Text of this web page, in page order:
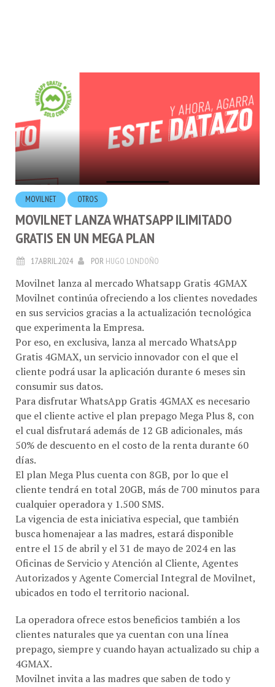
MOVILNET OTROS
MOVILNET LANZA WHATSAPP ILIMITADO
GRATIS EN UN MEGA PLAN
17.ABRIL.2024 POR HUGO LONDOÑO
Movilnet lanza al mercado Whatsapp Gratis 4GMAX
Movilnet continúa ofreciendo a los clientes novedades
en sus servicios gracias a la actualización tecnológica
que experimenta la Empresa.
Por eso, en exclusiva, lanza al mercado WhatsApp
Gratis 4GMAX, un servicio innovador con el que el
cliente podrá usar la aplicación durante 6 meses sin
consumir sus datos.
Para disfrutar WhatsApp Gratis 4GMAX es necesario
que el cliente active el plan prepago Mega Plus 8, con
el cual disfrutará además de 12 GB adicionales, más
50% de descuento en el costo de la renta durante 60
días.
El plan Mega Plus cuenta con 8GB, por lo que el
cliente tendrá en total 20GB, más de 700 minutos para
cualquier operadora y 1.500 SMS.
La vigencia de esta iniciativa especial, que también
busca homenajear a las madres, estará disponible
entre el 15 de abril y el 31 de mayo de 2024 en las
Oficinas de Servicio y Atención al Cliente, Agentes
Autorizados y Agente Comercial Integral de Movilnet,
ubicados en todo el territorio nacional.
La operadora ofrece estos beneficios también a los
clientes naturales que ya cuentan con una línea
prepago, siempre y cuando hayan actualizado su chip a
4GMAX.
Movilnet invita a las madres que saben de todo y